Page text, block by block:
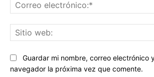
Guardar mi nombre, correo electrónico
navegador la próxima vez que comente.